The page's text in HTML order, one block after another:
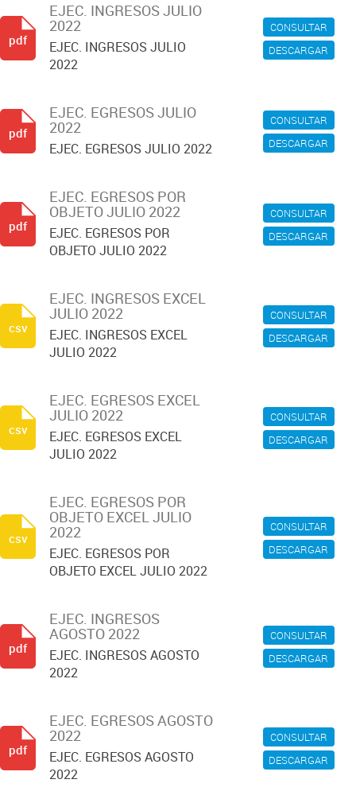
CONSULTAR
DESCARGAR
EJEC. INGRESOS JULIO
2022
EJEC. INGRESOS JULIO
2022
pdf
CONSULTAR
DESCARGAR
EJEC. EGRESOS JULIO
2022
EJEC. EGRESOS JULIO 2022
pdf
CONSULTAR
DESCARGAR
EJEC. EGRESOS POR
OBJETO JULIO 2022
EJEC. EGRESOS POR
OBJETO JULIO 2022
pdf
CONSULTAR
DESCARGAR
EJEC. INGRESOS EXCEL
JULIO 2022
EJEC. INGRESOS EXCEL
JULIO 2022
csv
CONSULTAR
DESCARGAR
EJEC. EGRESOS EXCEL
JULIO 2022
EJEC. EGRESOS EXCEL
JULIO 2022
csv
CONSULTAR
DESCARGAR
EJEC. EGRESOS POR
OBJETO EXCEL JULIO
2022
EJEC. EGRESOS POR
OBJETO EXCEL JULIO 2022
csv
CONSULTAR
DESCARGAR
EJEC. INGRESOS
AGOSTO 2022
EJEC. INGRESOS AGOSTO
2022
pdf
CONSULTAR
DESCARGAR
EJEC. EGRESOS AGOSTO
2022
EJEC. EGRESOS AGOSTO
2022
pdf